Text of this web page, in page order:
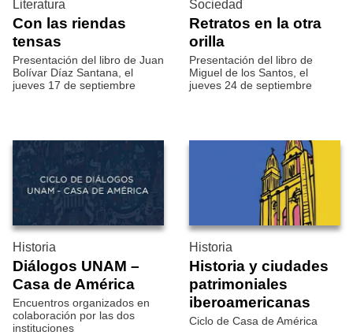
Literatura
Con las riendas
tensas
Presentación del libro de Juan
Bolívar Díaz Santana, el
jueves 17 de septiembre
Sociedad
Retratos en la otra
orilla
Presentación del libro de
Miguel de los Santos, el
jueves 24 de septiembre
Historia
Diálogos UNAM –
Casa de América
Encuentros organizados en
colaboración por las dos
instituciones
Historia
Historia y ciudades
patrimoniales
iberoamericanas
Ciclo de Casa de América